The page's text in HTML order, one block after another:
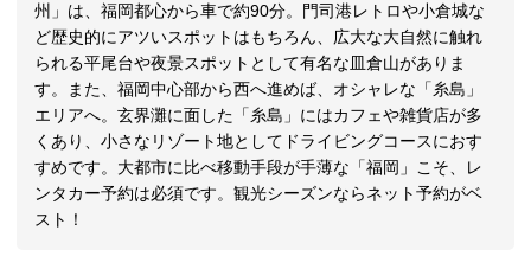
州」は、福岡都心から車で約90分。門司港レトロや小倉城な
ど歴史的にアツいスポットはもちろん、広大な大自然に触れ
られる平尾台や夜景スポットとして有名な皿倉山がありま
す。また、福岡中心部から西へ進めば、オシャレな「糸島」
エリアへ。玄界灘に面した「糸島」にはカフェや雑貨店が多
くあり、小さなリゾート地としてドライビングコースにおす
すめです。大都市に比べ移動手段が手薄な「福岡」こそ、レ
ンタカー予約は必須です。観光シーズンならネット予約がベ
スト！